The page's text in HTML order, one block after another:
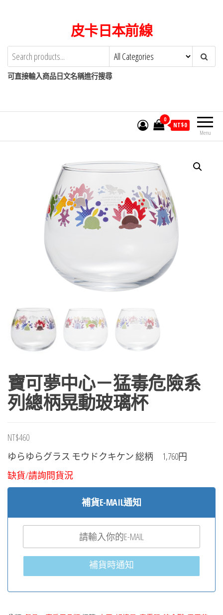
content
皮卡日本前線
可直接輸入商品日文名稱進行搜尋
Menu
0
NT$0
寶可夢中心－猛毒危險系
列總柄晃動玻璃杯
NT$460
ゆらゆらグラス モウドクキケン 総柄 1,760円
缺貨/請詢問貨況
補貨E-MAIL通知
補貨時通知